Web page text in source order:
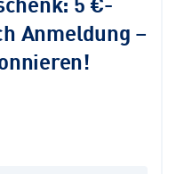
Anmeldung –